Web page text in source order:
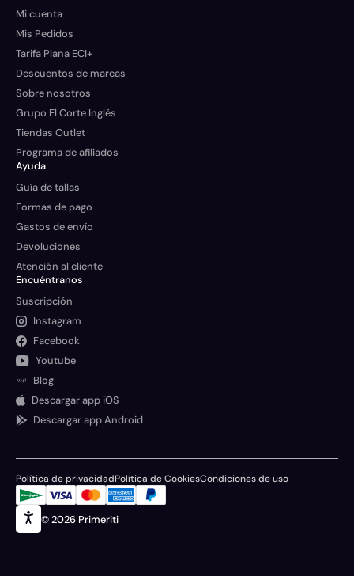
Mi cuenta
Mis Pedidos
Tarifa Plana ECI+
Descuentos de marcas
Sobre nosotros
Grupo El Corte Inglés
Tiendas Outlet
Programa de afiliados
Ayuda
Guía de tallas
Formas de pago
Gastos de envío
Devoluciones
Atención al cliente
Encuéntranos
Suscripción
Instagram
Facebook
Youtube
Blog
Descargar app iOS
Descargar app Android
© 2026 Primeriti
Política de privacidadPolítica de CookiesCondiciones de uso